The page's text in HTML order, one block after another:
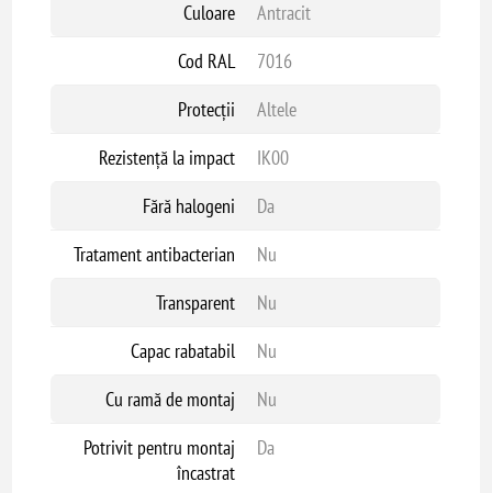
Culoare
Antracit
Cod RAL
7016
Protecții
Altele
Rezistență la impact
IK00
Fără halogeni
Da
Tratament antibacterian
Nu
Transparent
Nu
Capac rabatabil
Nu
Cu ramă de montaj
Nu
Potrivit pentru montaj
încastrat
Da